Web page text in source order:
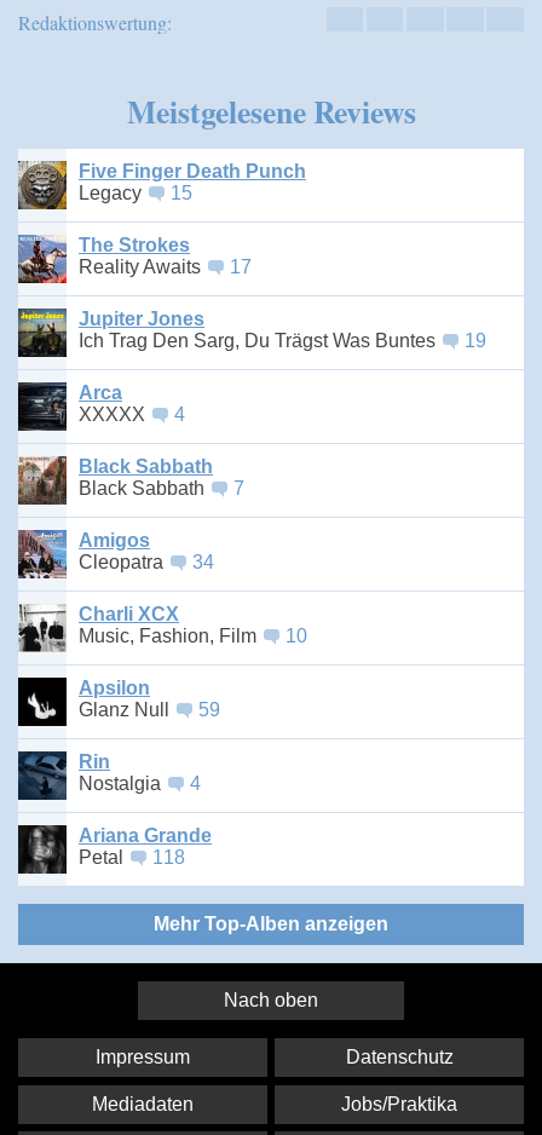
Redaktionswertung:
Meistgelesene Reviews
Five Finger Death Punch
Legacy
15
The Strokes
Reality Awaits
17
Jupiter Jones
Ich Trag Den Sarg, Du Trägst Was Buntes
19
Arca
XXXXX
4
Black Sabbath
Black Sabbath
7
Amigos
Cleopatra
34
Charli XCX
Music, Fashion, Film
10
Apsilon
Glanz Null
59
Rin
Nostalgia
4
Ariana Grande
Petal
118
Mehr Top-Alben anzeigen
Nach oben
Impressum Datenschutz
Mediadaten Jobs/Praktika